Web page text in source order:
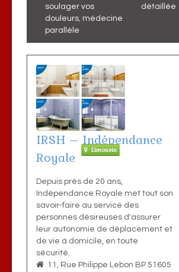
soulager vos
douleurs, médecine
paralléle
détaillée
IRSH – Indépendance
Royale
Limousin
Depuis près de 20 ans,
Indépendance Royale met tout son
savoir-faire au service des
personnes désireuses d'assurer
leur autonomie de déplacement et
de vie à domicile, en toute
sécurité.
11, Rue Philippe Lebon BP 51605